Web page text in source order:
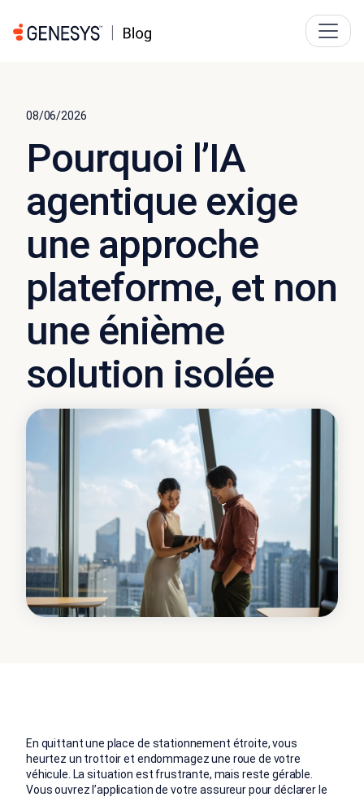
08/06/2026
Pourquoi l’IA
agentique exige
une approche
plateforme, et non
une énième
solution isolée
En quittant une place de stationnement étroite, vous
heurtez un trottoir et endommagez une roue de votre
véhicule. La situation est frustrante, mais reste gérable.
Vous ouvrez l’application de votre assureur pour déclarer le